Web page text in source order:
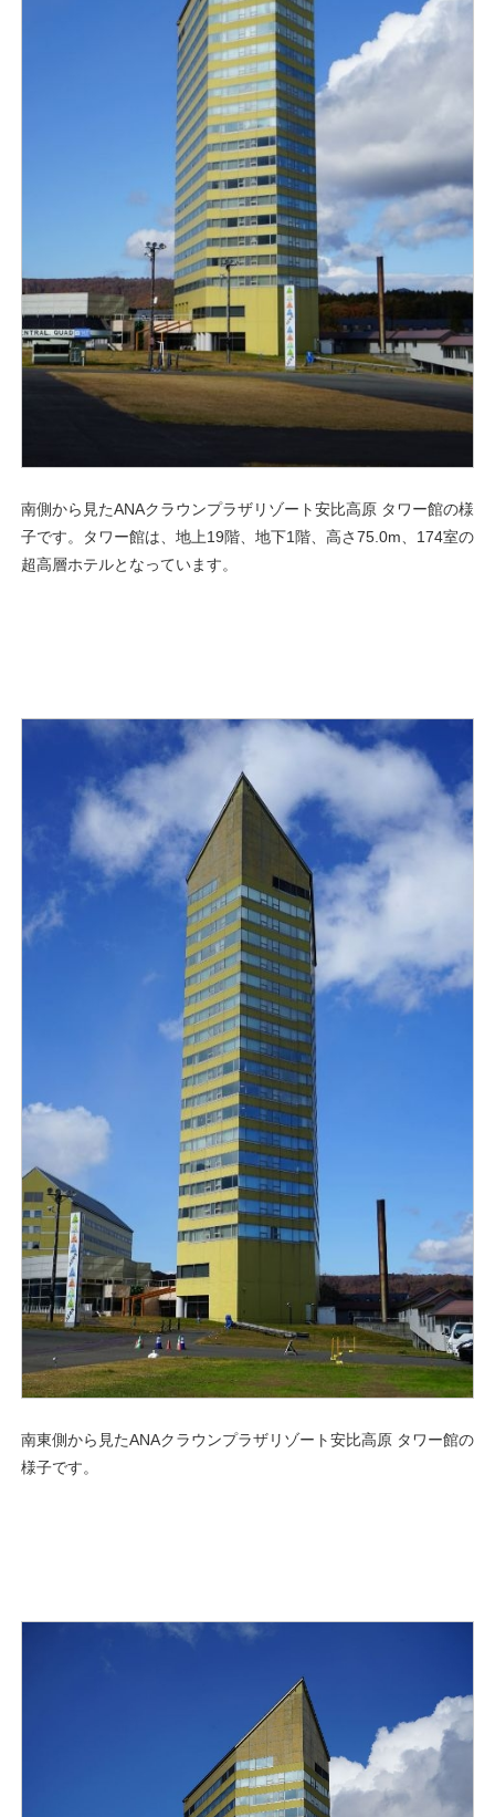
南側から見たANAクラウンプラザリゾート安比高原 タワー館の様
子です。タワー館は、地上19階、地下1階、高さ75.0m、174室の
超高層ホテルとなっています。
南東側から見たANAクラウンプラザリゾート安比高原 タワー館の
様子です。